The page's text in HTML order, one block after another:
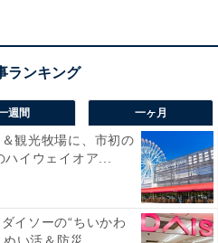
いるものです。その行為を
達もよくないですし、投稿
流してしまったらアウトで
たら世界中に拡散するかも
識させたいですね」
稿に関わっていなくても罪に
週間 一ヶ月
観光牧場に、市初の
イウェイオア...
イソーの“ちいかわ